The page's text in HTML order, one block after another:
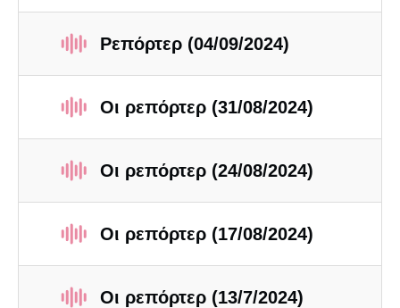
Ρεπόρτερ (04/09/2024)
Οι ρεπόρτερ (31/08/2024)
Οι ρεπόρτερ (24/08/2024)
Οι ρεπόρτερ (17/08/2024)
Οι ρεπόρτερ (13/7/2024)